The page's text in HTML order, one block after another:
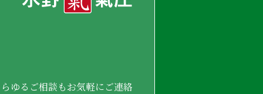
ゆるご相談もお気軽にご連絡